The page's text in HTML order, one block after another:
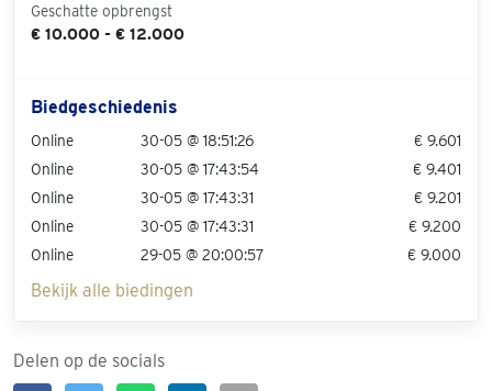
Geschatte opbrengst
€ 10.000 - € 12.000
Biedgeschiedenis
Online 30-05 @ 18:51:26
€ 9.601
Online
30-05 @ 17:43:54
€ 9.401
Online
30-05 @ 17:43:31
€ 9.201
Online
30-05 @ 17:43:31
€ 9.200
Online
29-05 @ 20:00:57 € 9.000
Bekijk alle biedingen
Delen op de socials